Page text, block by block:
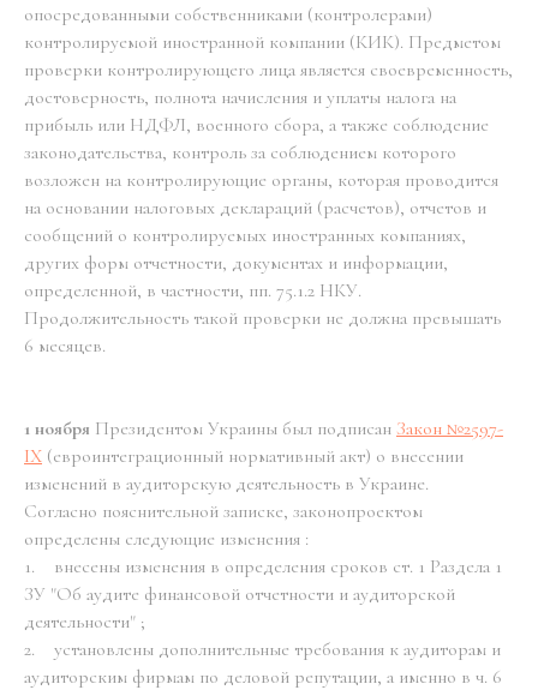
опосредованными собственниками (контролерами)
контролируемой иностранной компании (КИК). Предметом
проверки контролирующего лица является своевременность,
достоверность, полнота начисления и уплаты налога на
прибыль или НДФЛ, военного сбора, а также соблюдение
законодательства, контроль за соблюдением которого
возложен на контролирующие органы, которая проводится
на основании налоговых деклараций (расчетов), отчетов и
сообщений о контролируемых иностранных компаниях,
других форм отчетности, документах и информации,
определенной, в частности, пп. 75.1.2 НКУ.
Продолжительность такой проверки не должна превышать
6 месяцев.
1 ноября Президентом Украины был подписан Закон №2597-
ІХ (евроинтеграционный нормативный акт) о внесении
изменений в аудиторскую деятельность в Украине.
Согласно пояснительной записке, законопроектом
определены следующие изменения :
1. внесены изменения в определения сроков ст. 1 Раздела 1
ЗУ "Об аудите финансовой отчетности и аудиторской
деятельности" ;
2. установлены дополнительные требования к аудиторам и
аудиторским фирмам по деловой репутации, а именно в ч. 6